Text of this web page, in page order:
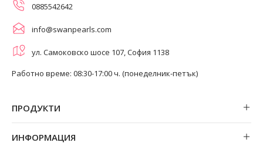
0885542642
info@swanpearls.com
ул. Самоковско шосе 107, София 1138
Работно време: 08:30-17:00 ч. (понеделник-петък)
ПРОДУКТИ
ИНФОРМАЦИЯ